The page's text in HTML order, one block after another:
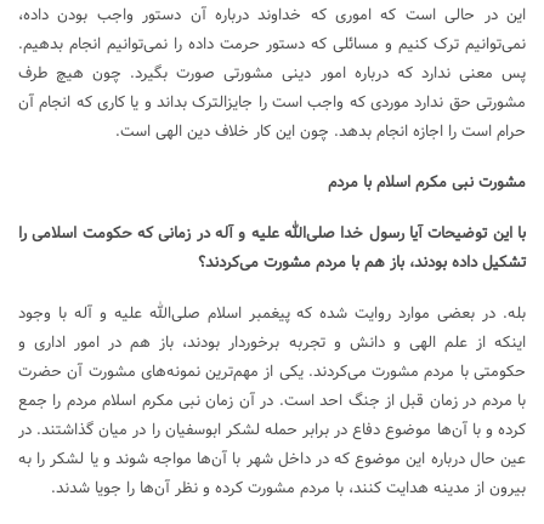
این در حالی است که اموری که خداوند درباره آن دستور واجب بودن داده،
نمی‌توانیم ترک کنیم و مسائلی که دستور حرمت داده را نمی‌توانیم انجام بدهیم.
پس معنی ندارد که درباره امور دینی مشورتی صورت بگیرد. چون هیچ طرف
مشورتی حق ندارد موردی که واجب است را جایزالترک بداند و یا کاری که انجام آن
حرام است را اجازه انجام بدهد. چون این کار خلاف دین الهی است.
مشورت نبی مکرم اسلام با مردم
با این توضیحات آیا رسول خدا صلی‌الله علیه و آله در زمانی که حکومت اسلامی را
تشکیل داده بودند، باز هم با مردم مشورت می‌کردند؟
بله. در بعضی موارد روایت شده که پیغمبر اسلام صلی‌الله علیه و آله با وجود
اینکه از علم الهی و دانش و تجربه برخوردار بودند، باز هم در امور اداری و
حکومتی با مردم مشورت می‌کردند. یکی از مهم‌ترین نمونه‌های مشورت آن حضرت
با مردم در زمان قبل از جنگ احد است. در آن زمان نبی مکرم اسلام مردم را جمع
کرده و با آن‌ها موضوع دفاع در برابر حمله لشکر ابوسفیان را در میان گذاشتند. در
عین حال درباره این موضوع که در داخل شهر با آن‌ها مواجه شوند و یا لشکر را به
بیرون از مدینه هدایت کنند، با مردم مشورت کرده و نظر آن‌ها را جویا شدند.